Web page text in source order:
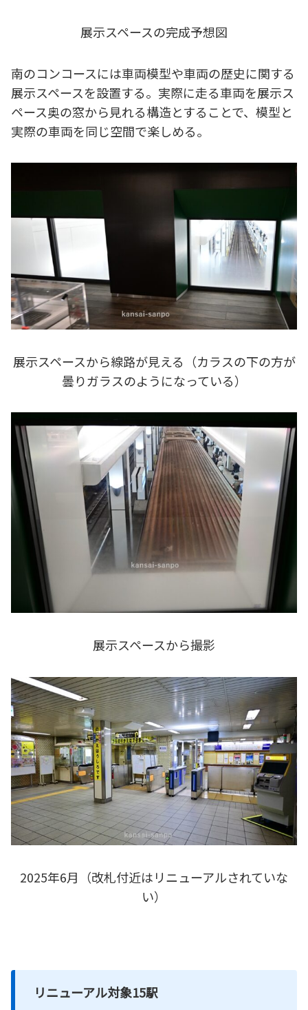
展示スペースの完成予想図
南のコンコースには車両模型や車両の歴史に関する
展示スペースを設置する。実際に走る車両を展示ス
ペース奥の窓から見れる構造とすることで、模型と
実際の車両を同じ空間で楽しめる。
展示スペースから線路が見える（カラスの下の方が
曇りガラスのようになっている）
展示スペースから撮影
2025年6月（改札付近はリニューアルされていな
い）
リニューアル対象15駅